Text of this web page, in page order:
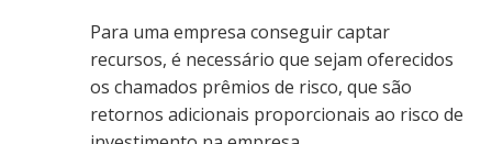
Para uma empresa conseguir captar
recursos, é necessário que sejam oferecidos
os chamados prêmios de risco, que são
retornos adicionais proporcionais ao risco de